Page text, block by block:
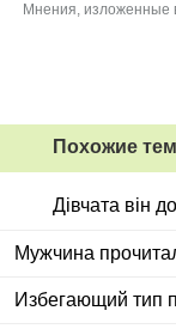
Мнения, изложенные
Похожие
Дівчата він
Мужчина
Избегающий тип